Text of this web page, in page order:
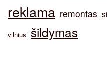
reklama remontas
vilnius šildymas